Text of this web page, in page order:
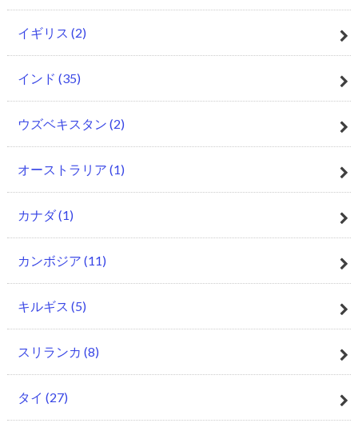
イギリス (2)
インド (35)
ウズベキスタン (2)
オーストラリア (1)
カナダ(1)
カンボジア (11)
キルギス (5)
スリランカ (8)
タイ (27)